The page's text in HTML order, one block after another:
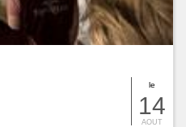
le
14
AOUT